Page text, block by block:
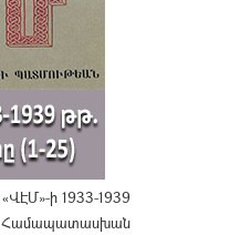
ի 1933-1939
Համապատասխան